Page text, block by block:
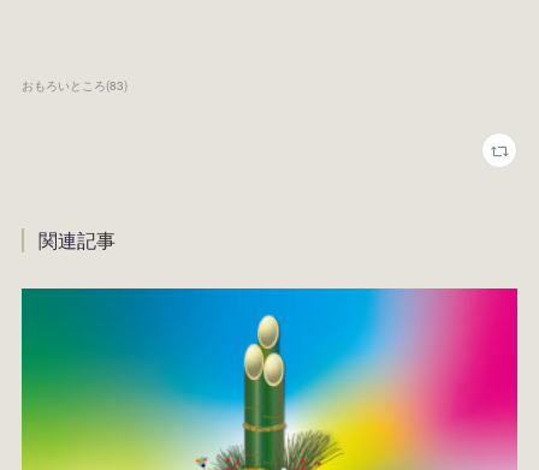
おもろいところ(83)
関連記事